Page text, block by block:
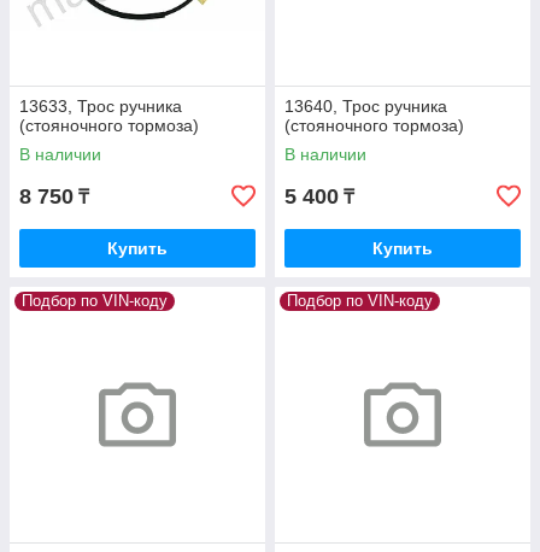
13633, Трос ручника
(стояночного тормоза)
В наличии
8 750 ₸
Купить
13640, Трос ручника
(стояночного тормоза)
В наличии
5 400 ₸
Купить
Подбор по VIN-коду Подбор по VIN-коду